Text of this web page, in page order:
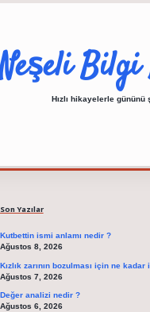
Neşeli Bilgi
Hızlı hikayelerle gününü
Son Yazılar
Kutbettin ismi anlamı nedir ?
Ağustos 8, 2026
Kızlık zarının bozulması için ne
Ağustos 7, 2026
Değer analizi nedir ?
Ağustos 6, 2026